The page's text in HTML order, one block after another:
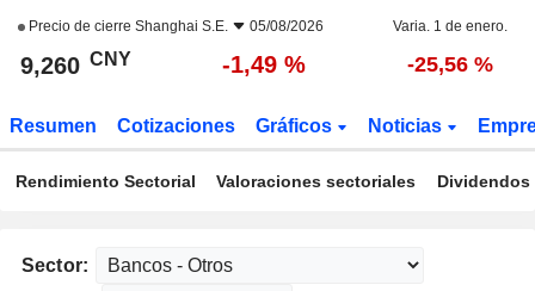
Precio de cierre Shanghai S.E. 05/08/2026 Varia. 1 de enero.
9,260 CNY -1,49 % -25,56 %
Resumen Cotizaciones Gráficos Noticias
Rendimiento Sectorial Valoraciones sectoriales
Sector: